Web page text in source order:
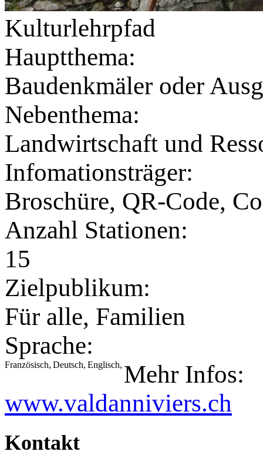
Kulturlehrpfad
Hauptthema:
Baudenkmäler oder
Nebenthema:
Landwirtschaft und
Infomationsträger:
Broschüre, QR-Code,
Anzahl Stationen:
15
Zielpublikum:
Für alle, Familien
Sprache:
Französisch, Deutsch, Englisch, Mehr Infos:
www.valdanniviers.ch
Kontakt